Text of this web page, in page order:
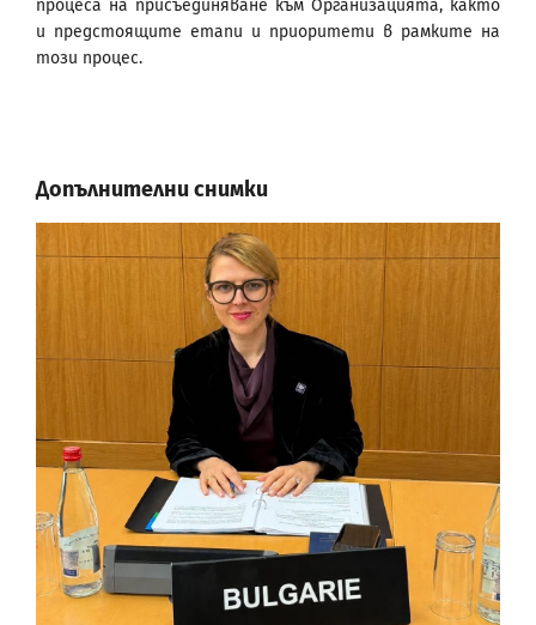
процеса на присъединяване към Организацията, както
и предстоящите етапи и приоритети в рамките на
този процес.
Допълнителни снимки